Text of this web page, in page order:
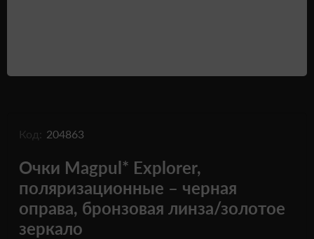
Код: 204863
Очки Magpul* Explorer,
поляризационные – черная
оправа, бронзовая линза/золотое
зеркало